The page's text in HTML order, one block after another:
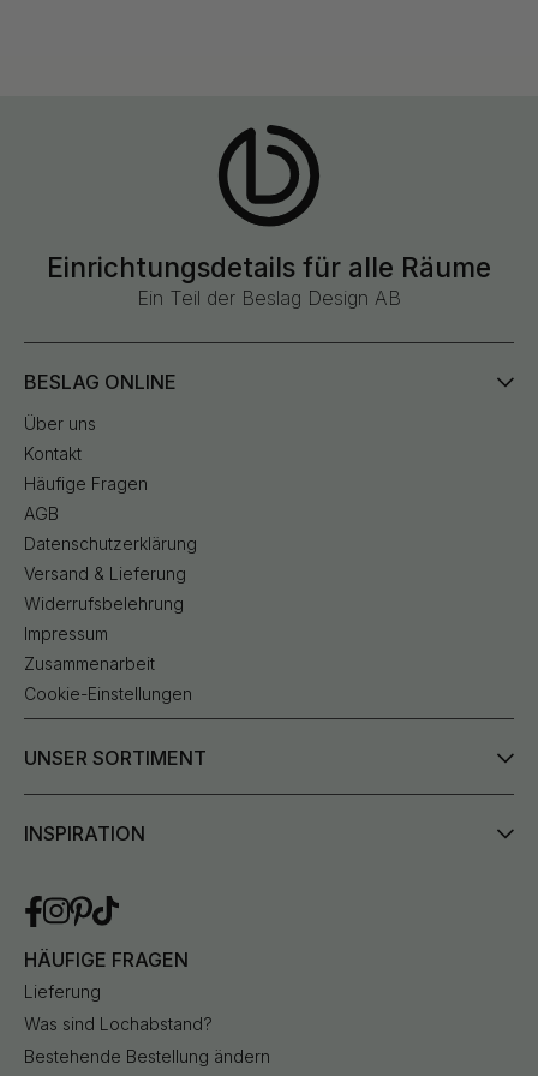
Einrichtungsdetails für alle Räume
Ein Teil der Beslag Design AB
BESLAG ONLINE
Über uns
Kontakt
Häufige Fragen
AGB
Datenschutzerklärung
Versand & Lieferung
Widerrufsbelehrung
Impressum
Zusammenarbeit
Cookie-Einstellungen
UNSER SORTIMENT
INSPIRATION
HÄUFIGE FRAGEN
Lieferung
Was sind Lochabstand?
Bestehende Bestellung ändern